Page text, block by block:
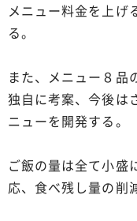
メニュー料金を上げ
る。
また、メニュー８品
独自に考案、今後は
ニューを開発する。
ご飯の量は全て小盛
応、食べ残し量の削